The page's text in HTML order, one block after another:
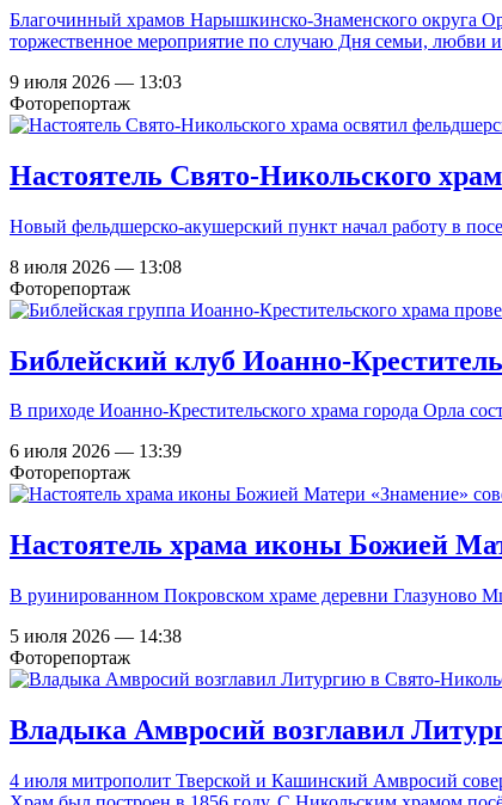
Благочинный храмов Нарышкинско-Знаменского округа
торжественное мероприятие по случаю Дня семьи, любви
9 июля 2026 — 13:03
Фоторепортаж
Настоятель Свято-Никольского
Новый фельдшерско-акушерский пункт начал работу в
8 июля 2026 — 13:08
Фоторепортаж
Библейский клуб Иоанно-
В приходе Иоанно-Крестительского храма города Орла
6 июля 2026 — 13:39
Фоторепортаж
Настоятель храма иконы Божией
В руинированном Покровском храме деревни Глазуново
5 июля 2026 — 14:38
Фоторепортаж
Владыка Амвросий возглавил
4 июля митрополит Тверской и Кашинский Амвросий